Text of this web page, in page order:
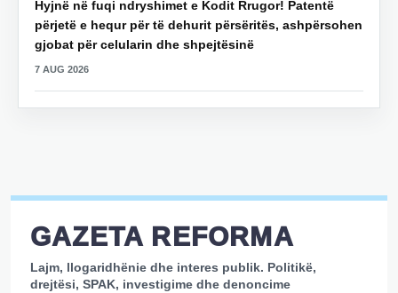
Hyjnë në fuqi ndryshimet e Kodit Rrugor! Patentë
përjetë e hequr për të dehurit përsëritës, ashpërsohen
gjobat për celularin dhe shpejtësinë
7 AUG 2026
GAZETA REFORMA
Lajm, llogaridhënie dhe interes publik. Politikë,
drejtësi, SPAK, investigime dhe denoncime